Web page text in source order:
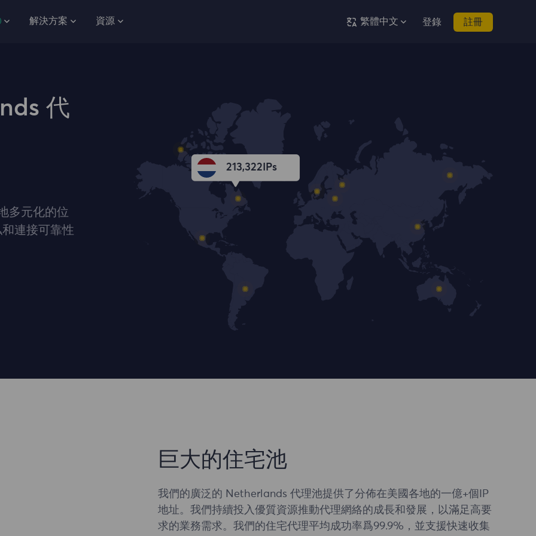
解決方案 資源 繁體中文 登錄 註冊
代
多元化的位
連接可靠性
213,348 IPs
巨大的住宅池
我們的廣泛的 Netherlands 代理池提供了分佈在美國各地的一億+個IP
地址。我們持續投入優質資源推動代理網絡的成長和發展，以滿足高要
求的業務需求。我們的住宅代理平均成功率爲99.9%，並支援快速收集